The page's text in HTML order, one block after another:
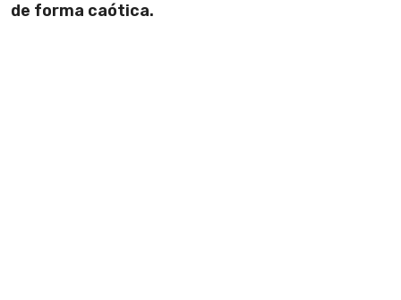
de forma caótica.